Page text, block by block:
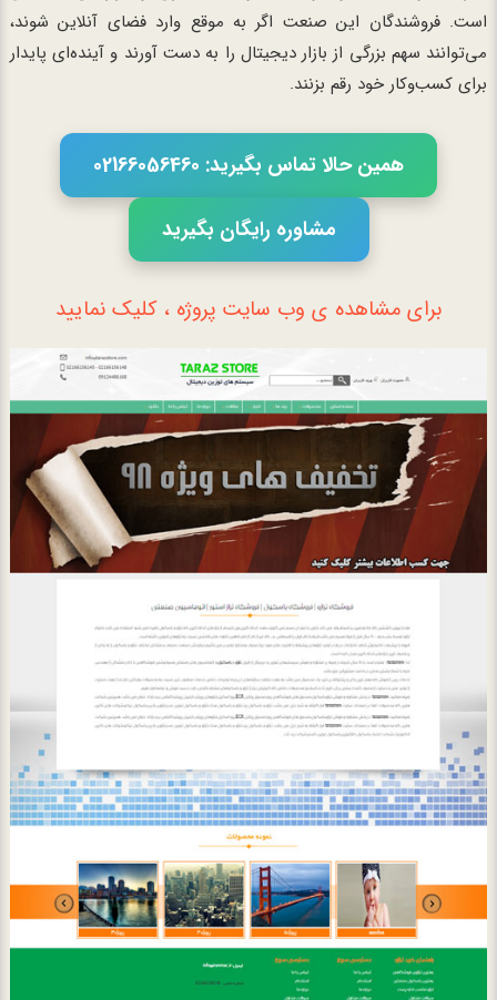
است. فروشندگان این صنعت اگر به موقع وارد فضای آنلاین شوند،
می‌توانند سهم بزرگی از بازار دیجیتال را به دست آورند و آینده‌ای پایدار
برای کسب‌وکار خود رقم بزنند.
همین حالا تماس بگیرید: 02166056460
مشاوره رایگان بگیرید
برای مشاهده ی وب سایت پروژه ، کلیک نمایید